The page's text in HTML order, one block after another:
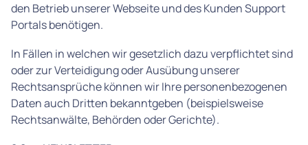
den Betrieb unserer Webseite und des Kunden Support
Portals benötigen.
In Fällen in welchen wir gesetzlich dazu verpflichtet sind
oder zur Verteidigung oder Ausübung unserer
Rechtsansprüche können wir Ihre personenbezogenen
Daten auch Dritten bekanntgeben (beispielsweise
Rechtsanwälte, Behörden oder Gerichte).